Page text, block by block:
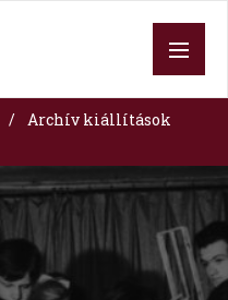
Archív kiállítások